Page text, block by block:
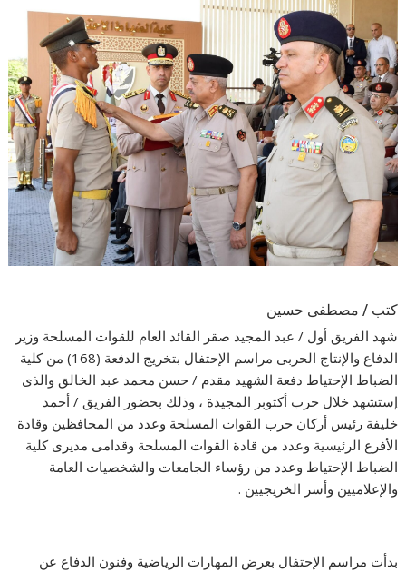
كتب / مصطفى حسين
شهد الفريق أول / عبد المجيد صقر القائد العام للقوات المسلحة وزير
الدفاع والإنتاج الحربى مراسم الإحتفال بتخريج الدفعة (168) من كلية
الضباط الإحتياط دفعة الشهيد مقدم / حسن محمد عبد الخالق والذى
إستشهد خلال حرب أكتوبر المجيدة ، وذلك بحضور الفريق / أحمد
خليفة رئيس أركان حرب القوات المسلحة وعدد من المحافظين وقادة
الأفرع الرئيسية وعدد من قادة القوات المسلحة وقدامى مديرى كلية
الضباط الإحتياط وعدد من رؤساء الجامعات والشخصيات العامة
والإعلاميين وأسر الخريجيين .
بدأت مراسم الإحتفال بعرض المهارات الرياضية وفنون الدفاع عن